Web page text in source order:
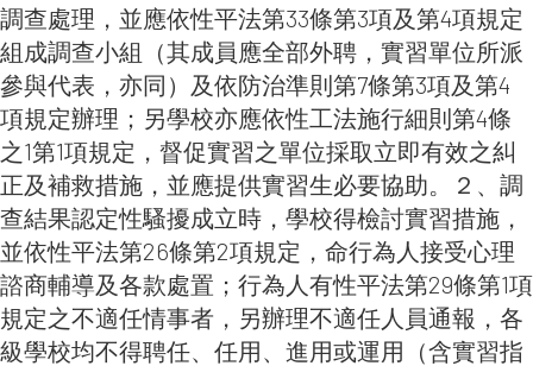
調查處理，並應依性平法第33條第3項及第4項規定
組成調查小組（其成員應全部外聘，實習單位所派
參與代表，亦同）及依防治準則第7條第3項及第4
項規定辦理；另學校亦應依性工法施行細則第4條
之1第1項規定，督促實習之單位採取立即有效之糾
正及補救措施，並應提供實習生必要協助。２、調
查結果認定性騷擾成立時，學校得檢討實習措施，
並依性平法第26條第2項規定，命行為人接受心理
諮商輔導及各款處置；行為人有性平法第29條第1項
規定之不適任情事者，另辦理不適任人員通報，各
級學校均不得聘任、任用、進用或運用（含實習指